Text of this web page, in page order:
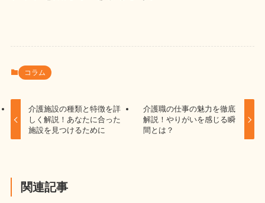
コラム
介護施設の種類と特徴を詳
しく解説！あなたに合った
施設を見つけるために
介護職の仕事の魅力を徹底
解説！やりがいを感じる瞬
間とは？
関連記事